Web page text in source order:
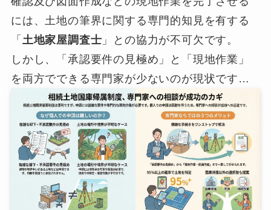
には、土地の筆界に関する専門的知見を有する
「 土地家屋調査士 」との協力が不可欠です。
しかし、「承認要件の見極め」と「現地作業」
を両方でできる専門家が少ないのが現状です…